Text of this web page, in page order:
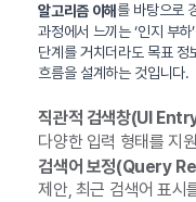
알고리즘 이해 를 바탕으로
과정에서 느끼는 ‘인지 부
단계를 거치더라도 목표 정
흐름을 설계하는 것입니다.
직관적 검색창(UI
다양한 입력 형태를 지
검색어 보정(Query
제안, 최근 검색어 표시